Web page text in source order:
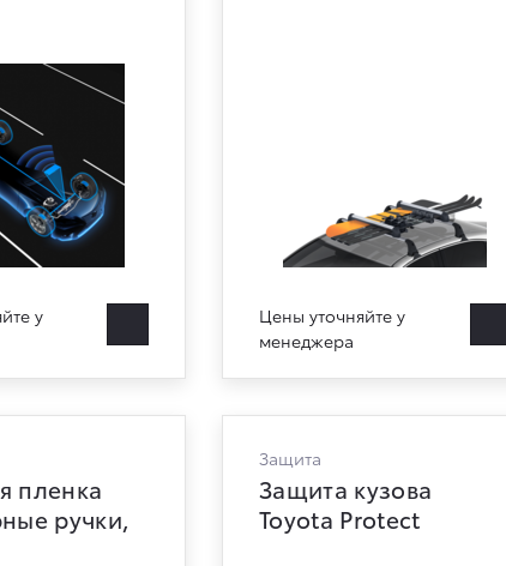
у
Цены уточняйте у
менеджера
пленка
ручки,
Защита
Защита кузова
Toyota Protect